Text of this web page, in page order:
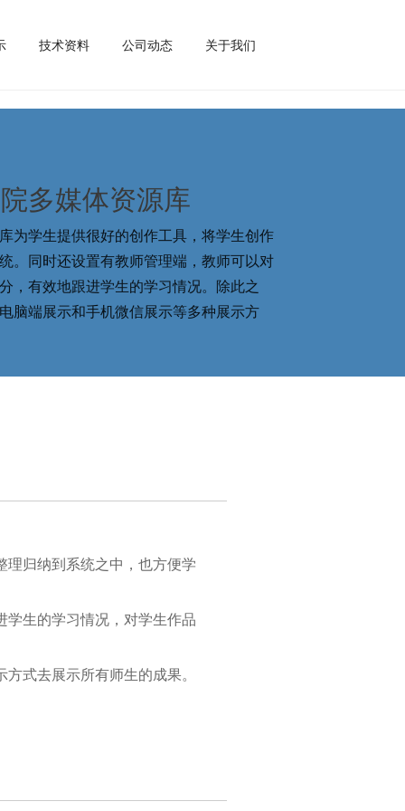
技术资料 公司动态 关于我们
多媒体资源库
为学生提供很好的创作工具，将学生创作
。同时还设置有教师管理端，教师可以对
，有效地跟进学生的学习情况。除此之
脑端展示和手机微信展示等多种展示方
归纳到系统之中，也方便学
生的学习情况，对学生作品
式去展示所有师生的成果。